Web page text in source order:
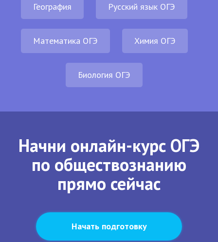
География Русский язык ОГЭ
Математика ОГЭ Химия ОГЭ
Биология ОГЭ
Начни онлайн-курс ОГЭ
по обществознанию
прямо сейчас
Начать подготовку